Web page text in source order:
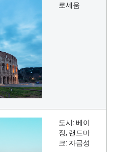
로세움
도시: 베이
징, 랜드마
크: 자금성